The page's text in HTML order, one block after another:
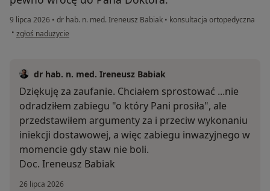
9 lipca 2026 • dr hab. n. med. Ireneusz Babiak • konsultacja ortopedyczna
• w opinii użytkownika EGW
zgłoś nadużycie
dr hab. n. med. Ireneusz Babiak
Dziękuję za zaufanie. Chciałem sprostować ...nie
odradziłem zabiegu "o który Pani prosiła", ale
przedstawiłem argumenty za i przeciw wykonaniu
iniekcji dostawowej, a więc zabiegu inwazyjnego w
momencie gdy staw nie boli.
Doc. Ireneusz Babiak
26 lipca 2026